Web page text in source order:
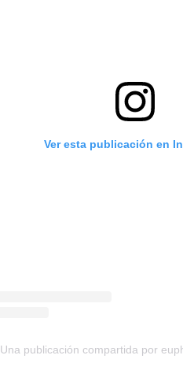
Ver esta publicación en
Una publicación compartida por